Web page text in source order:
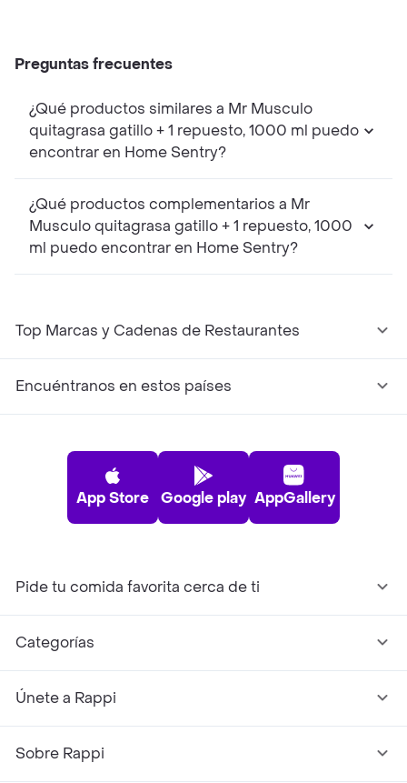
Preguntas frecuentes
¿Qué productos similares a Mr Musculo
quitagrasa gatillo + 1 repuesto, 1000 ml puedo
encontrar en Home Sentry?
¿Qué productos complementarios a Mr
Musculo quitagrasa gatillo + 1 repuesto, 1000
ml puedo encontrar en Home Sentry?
Top Marcas y Cadenas de Restaurantes
Encuéntranos en estos países
App Store Google play AppGallery
Pide tu comida favorita cerca de ti
Categorías
Únete a Rappi
Sobre Rappi